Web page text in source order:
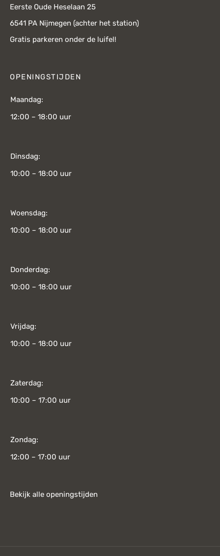
Eerste Oude Heselaan 25
6541 PA Nijmegen (achter het station)
Gratis parkeren onder de luifel!
OPENINGSTIJDEN
Maandag:
12:00 – 18:00 uur
Dinsdag:
10:00 – 18:00 uur
Woensdag:
10:00 – 18:00 uur
Donderdag:
10:00 – 18:00 uur
Vrijdag:
10:00 – 18:00 uur
Zaterdag:
10:00 – 17:00 uur
Zondag:
12:00 – 17:00 uur
Bekijk alle openingstijden